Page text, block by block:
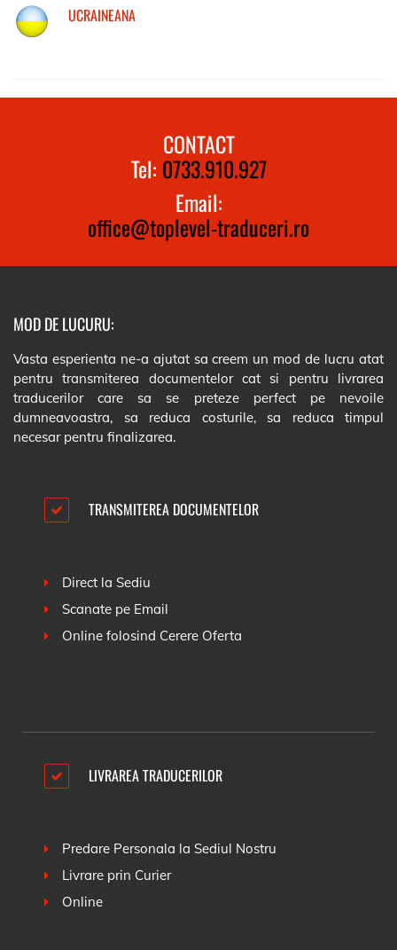
UCRAINEANA
CONTACT
Tel: 0733.910.927
Email:
office@toplevel-traduceri.ro
MOD DE LUCURU:
Vasta esperienta ne-a ajutat sa creem un mod de lucru atat
pentru transmiterea documentelor cat si pentru livrarea
traducerilor care sa se preteze perfect pe nevoile
dumneavoastra, sa reduca costurile, sa reduca timpul
necesar pentru finalizarea.
TRANSMITEREA DOCUMENTELOR
Direct la Sediu
Scanate pe Email
Online folosind Cerere Oferta
LIVRAREA TRADUCERILOR
Predare Personala la Sediul Nostru
Livrare prin Curier
Online